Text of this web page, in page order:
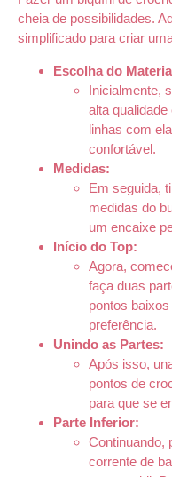
cheia de possibilidades.
simplificado para criar
Escolha do
Inicialmente,
alta
linhas com
confortável.
Medidas:
Em seguida,
medidas do
um encaixe
Início do Top:
Agora,
faça duas
pontos
preferência.
Unindo as Partes:
Após isso,
pontos de
para que se
Parte Inferior:
Continuando,
corrente de